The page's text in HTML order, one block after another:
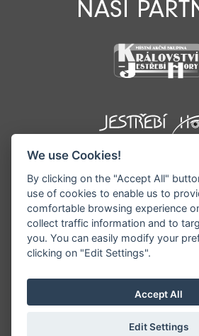
NAŠI
©1996 - 2026 Všechna práva
zveřejňovaných informací a
We use Cookies!
By clicking on the "Accept All"
use of cookies to enable us to
comfortable browsing experience
collect traffic information and to
you. You can easily modify your
clicking on "Edit Settings".
Accept All
Edit Settings